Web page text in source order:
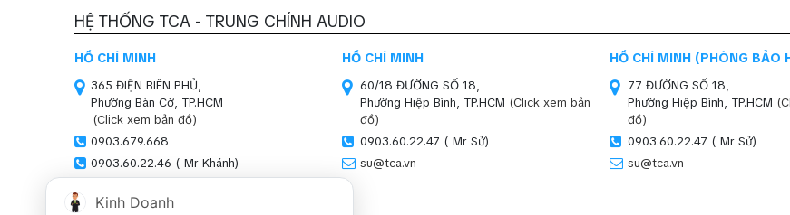
HỆ THỐNG TCA - TRUNG CHÍNH AUDIO
HỒ CHÍ MINH
365 ĐIỆN BIÊN PHỦ,
Phường Bàn Cờ, TP.HCM
(Click xem bản đồ)
0903.679.668
0903.60.22.46 ( Mr Khánh)
HỒ CHÍ MINH
60/18 ĐƯỜNG SỐ 18,
Phường Hiệp Bình, TP.HCM (Click xem bản
đồ)
0903.60.22.47 ( Mr Sử)
su@tca.vn
HỒ CHÍ MINH (PHÒNG BẢO
77 ĐƯỜNG SỐ 18,
Phường Hiệp Bình, TP.HCM
đồ)
0903.60.22.47 ( Mr Sử)
su@tca.vn
HÀ NỘI (SHOWROOM)
Kinh Doanh